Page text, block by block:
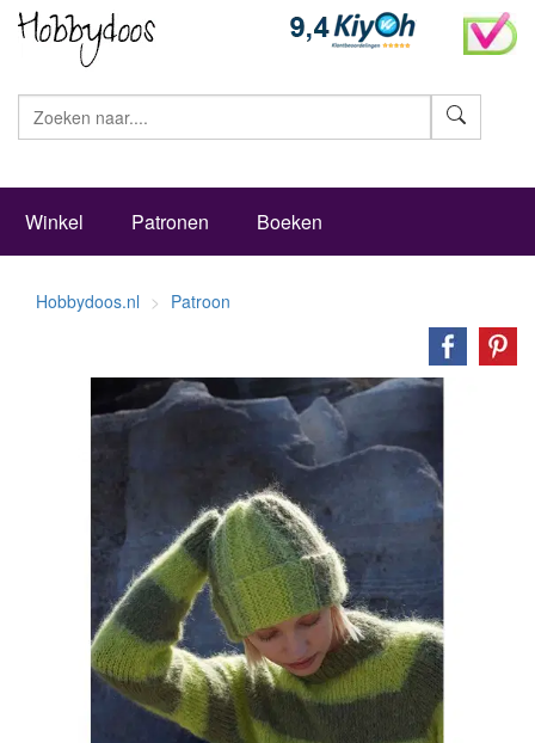
Winkel Patronen Boeken
Hobbydoos.nl Patroon